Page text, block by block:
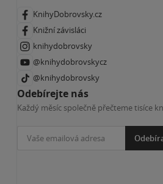
KnihyDobrovsky.cz
Knižní závisláci
knihydobrovsky
@knihydobrovskycz
@knihydobrovsky
Odebírejte nás
Každý měsíc společně přečteme tisíce